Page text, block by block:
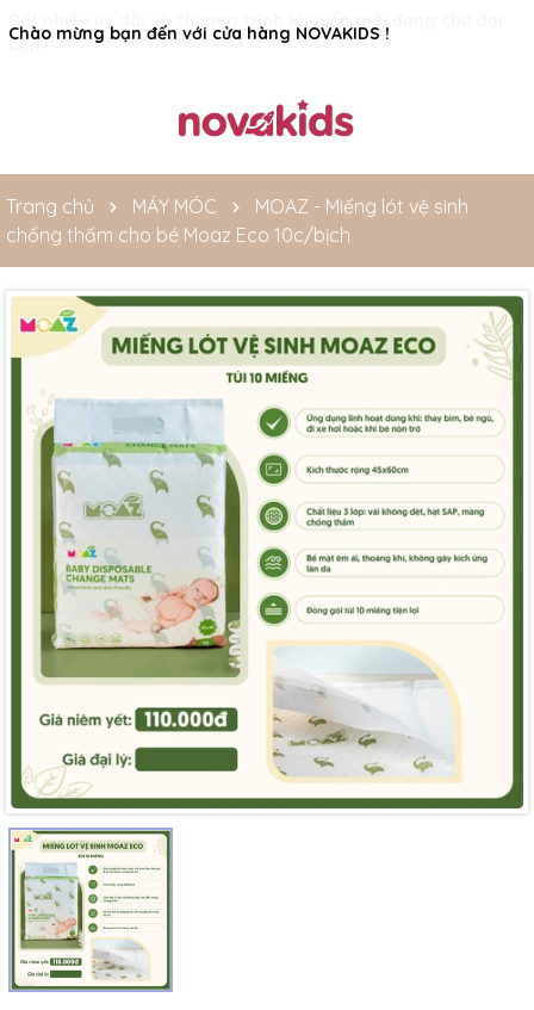
Rất nhiều ưu đãi và chương trình khuyến mãi đang chờ đợi
bạn
Trang chủ MÁY MÓC
MOAZ - Miếng lót vệ sinh
chống thấm cho bé Moaz Eco 10c/bịch
Mã giảm giá:
Điều kiện: